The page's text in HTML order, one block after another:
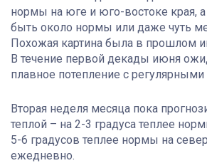
нормы на юге и юго-востоке края,
быть около нормы или даже чуть
Похожая картина была в прошлом
В течение первой декады июня
плавное потепление с
Вторая неделя месяца пока
теплой – на 2-3 градуса теплее
5-6 градусов теплее нормы на
ежедневно.